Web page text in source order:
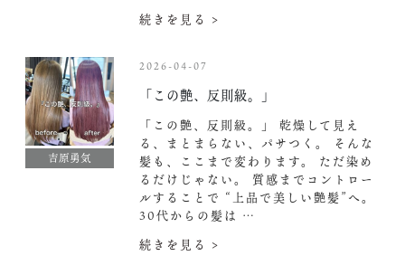
続きを見る >
吉原勇気
2026-04-07
「この艶、反則級。」
「この艶、反則級。」 乾燥して見え
る、まとまらない、パサつく。 そんな
髪も、ここまで変わります。 ただ染め
るだけじゃない。 質感までコントロー
ルすることで “上品で美しい艶髪”へ。
30代からの髪は …
続きを見る >